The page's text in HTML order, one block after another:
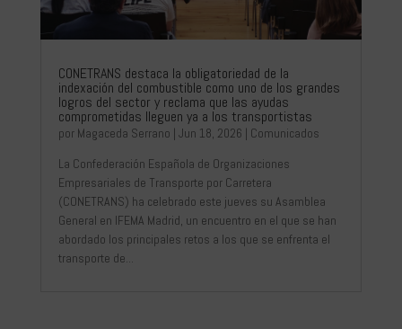
CONETRANS destaca la obligatoriedad de la
indexación del combustible como uno de los grandes
logros del sector y reclama que las ayudas
comprometidas lleguen ya a los transportistas
por Magaceda Serrano Jun 18, 2026
Comunicados
La Confederación Española de Organizaciones
Empresariales de Transporte por Carretera
(CONETRANS) ha celebrado este jueves su Asamblea
General en IFEMA Madrid, un encuentro en el que se han
abordado los principales retos a los que se enfrenta el
transporte de...